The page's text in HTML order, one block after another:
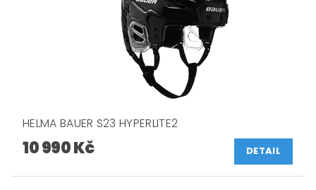
HELMA BAUER S23 HYPERLITE2
10 990 Kč DETAIL